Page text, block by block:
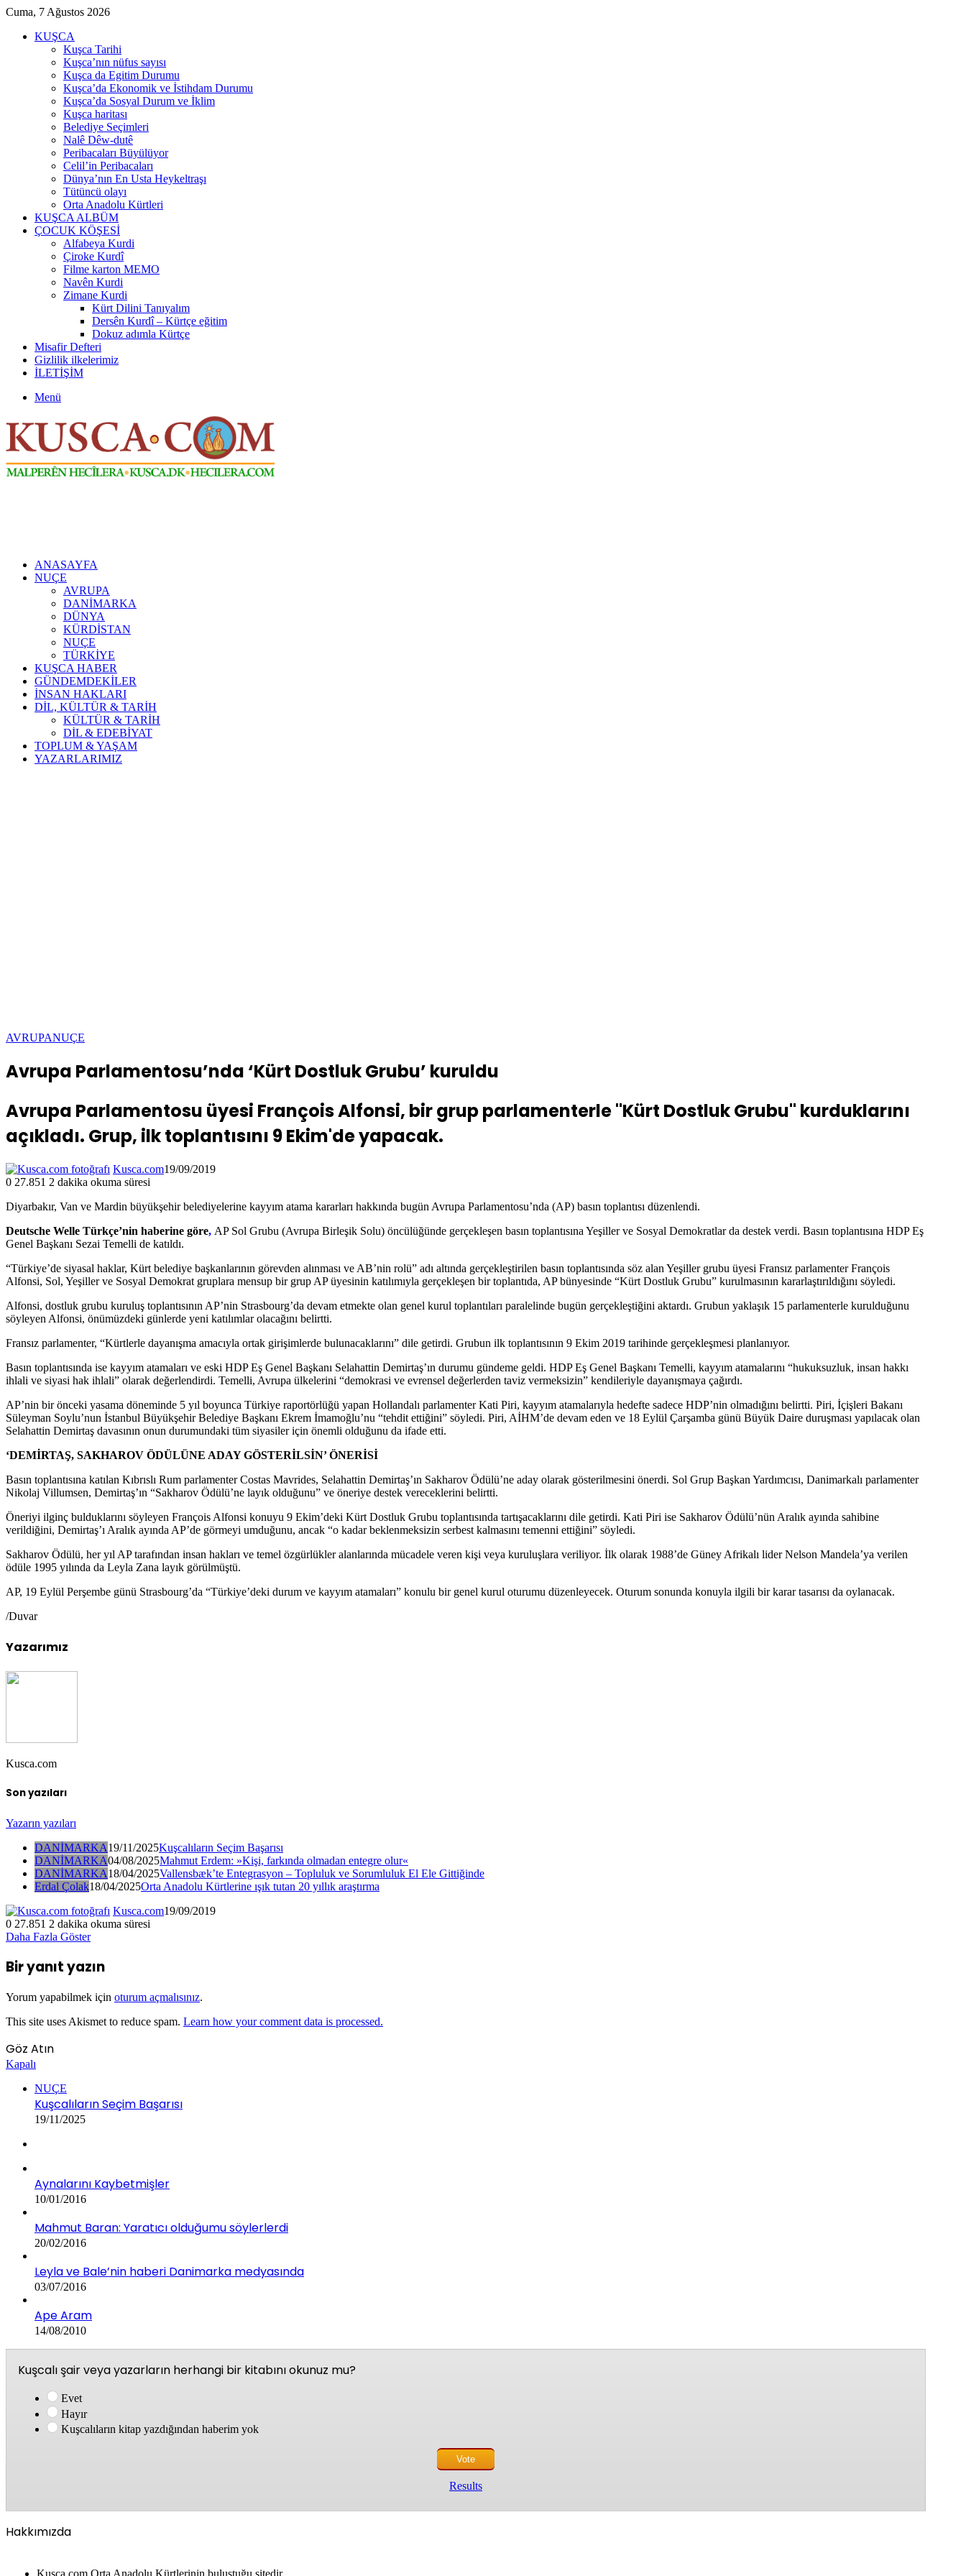
Cuma, 7 Ağustos 2026
KUŞCA
Kuşca Tarihi
Kuşca’nın nüfus sayısı
Kuşca da Egitim Durumu
Kuşca’da Ekonomik ve İstihdam Durumu
Kuşca’da Sosyal Durum ve İklim
Kuşca haritası
Belediye Seçimleri
Nalê Dêw-dutê
Peribacaları Büyülüyor
Celil’in Peribacaları
Dünya’nın En Usta Heykeltraşı
Tütüncü olayı
Orta Anadolu Kürtleri
KUŞCA ALBÜM
ÇOCUK KÖŞESİ
Alfabeya Kurdi
Çiroke Kurdî
Filme karton MEMO
Navên Kurdi
Zimane Kurdi
Kürt Dilini Tanıyalım
Dersên Kurdî – Kürtçe eğitim
Dokuz adımla Kürtçe
Misafir Defteri
Gizlilik ilkelerimiz
İLETİŞİM
Menü
ANASAYFA
NUÇE
AVRUPA
DANİMARKA
DÜNYA
KÜRDİSTAN
NUÇE
TÜRKİYE
KUŞCA HABER
GÜNDEMDEKİLER
İNSAN HAKLARI
DİL, KÜLTÜR & TARİH
KÜLTÜR & TARİH
DİL & EDEBİYAT
TOPLUM & YAŞAM
YAZARLARIMIZ
AVRUPANUÇE
Avrupa Parlamentosu’nda ‘Kürt Dostluk Grubu’ kuruldu
Avrupa Parlamentosu üyesi François Alfonsi, bir grup parlamenterle "Kürt Dostluk Grubu" kurduklarını
açıkladı. Grup, ilk toplantısını 9 Ekim'de yapacak.
Kusca.com19/09/2019
0 27.851 2 dakika okuma süresi
Diyarbakır, Van ve Mardin büyükşehir belediyelerine kayyım atama kararları hakkında bugün Avrupa Parlamentosu’nda (AP) basın toplantısı düzenlendi.
Deutsche Welle Türkçe’nin haberine göre, AP Sol Grubu (Avrupa Birleşik Solu) öncülüğünde gerçekleşen basın toplantısına Yeşiller ve Sosyal Demokratlar da destek verdi. Basın toplantısına HDP Eş
Genel Başkanı Sezai Temelli de katıldı.
“Türkiye’de siyasal haklar, Kürt belediye başkanlarının görevden alınması ve AB’nin rolü” adı altında gerçekleştirilen basın toplantısında söz alan Yeşiller grubu üyesi Fransız parlamenter François
Alfonsi, Sol, Yeşiller ve Sosyal Demokrat gruplara mensup bir grup AP üyesinin katılımıyla gerçekleşen bir toplantıda, AP bünyesinde “Kürt Dostluk Grubu” kurulmasının kararlaştırıldığını söyledi.
Alfonsi, dostluk grubu kuruluş toplantısının AP’nin Strasbourg’da devam etmekte olan genel kurul toplantıları paralelinde bugün gerçekleştiğini aktardı. Grubun yaklaşık 15 parlamenterle kurulduğunu
söyleyen Alfonsi, önümüzdeki günlerde yeni katılımlar olacağını belirtti.
Fransız parlamenter, “Kürtlerle dayanışma amacıyla ortak girişimlerde bulunacaklarını” dile getirdi. Grubun ilk toplantısının 9 Ekim 2019 tarihinde gerçekleşmesi planlanıyor.
Basın toplantısında ise kayyım atamaları ve eski HDP Eş Genel Başkanı Selahattin Demirtaş’ın durumu gündeme geldi. HDP Eş Genel Başkanı Temelli, kayyım atamalarını “hukuksuzluk, insan hakkı
ihlali ve siyasi hak ihlali” olarak değerlendirdi. Temelli, Avrupa ülkelerini “demokrasi ve evrensel değerlerden taviz vermeksizin” kendileriyle dayanışmaya çağırdı.
AP’nin bir önceki yasama döneminde 5 yıl boyunca Türkiye raportörlüğü yapan Hollandalı parlamenter Kati Piri, kayyım atamalarıyla hedefte sadece HDP’nin olmadığını belirtti. Piri, İçişleri Bakanı
Süleyman Soylu’nun İstanbul Büyükşehir Belediye Başkanı Ekrem İmamoğlu’nu “tehdit ettiğini” söyledi. Piri, AİHM’de devam eden ve 18 Eylül Çarşamba günü Büyük Daire duruşması yapılacak olan
Selahattin Demirtaş davasının onun durumundaki tüm siyasiler için önemli olduğunu da ifade etti.
‘DEMİRTAŞ, SAKHAROV ÖDÜLÜNE ADAY GÖSTERİLSİN’ ÖNERİSİ
Basın toplantısına katılan Kıbrıslı Rum parlamenter Costas Mavrides, Selahattin Demirtaş’ın Sakharov Ödülü’ne aday olarak gösterilmesini önerdi. Sol Grup Başkan Yardımcısı, Danimarkalı parlamenter
Nikolaj Villumsen, Demirtaş’ın “Sakharov Ödülü’ne layık olduğunu” ve öneriye destek vereceklerini belirtti.
Öneriyi ilginç bulduklarını söyleyen François Alfonsi konuyu 9 Ekim’deki Kürt Dostluk Grubu toplantısında tartışacaklarını dile getirdi. Kati Piri ise Sakharov Ödülü’nün Aralık ayında sahibine
verildiğini, Demirtaş’ı Aralık ayında AP’de görmeyi umduğunu, ancak “o kadar beklenmeksizin serbest kalmasını temenni ettiğini” söyledi.
Sakharov Ödülü, her yıl AP tarafından insan hakları ve temel özgürlükler alanlarında mücadele veren kişi veya kuruluşlara veriliyor. İlk olarak 1988’de Güney Afrikalı lider Nelson Mandela’ya verilen
ödüle 1995 yılında da Leyla Zana layık görülmüştü.
AP, 19 Eylül Perşembe günü Strasbourg’da “Türkiye’deki durum ve kayyım atamaları” konulu bir genel kurul oturumu düzenleyecek. Oturum sonunda konuyla ilgili bir karar tasarısı da oylanacak.
/Duvar
Yazarımız
Kusca.com
Son yazıları
Yazarın yazıları
DANİMARKA19/11/2025Kuşcalıların Seçim Başarısı
DANİMARKA04/08/2025Mahmut Erdem: »Kişi, farkında olmadan entegre olur«
DANİMARKA18/04/2025Vallensbæk’te Entegrasyon – Topluluk ve Sorumluluk El Ele Gittiğinde
Erdal Çolak18/04/2025Orta Anadolu Kürtlerine ışık tutan 20 yıllık araştırma
Kusca.com19/09/2019
0 27.851 2 dakika okuma süresi
Daha Fazla Göster
Bir yanıt yazın
Yorum yapabilmek için oturum açmalısınız.
This site uses Akismet to reduce spam. Learn how your comment data is processed.
Göz Atın
Kapalı
NUÇE
Kuşcalıların Seçim Başarısı
19/11/2025
Aynalarını Kaybetmişler
10/01/2016
Mahmut Baran: Yaratıcı olduğumu söylerlerdi
20/02/2016
Leyla ve Bale’nin haberi Danimarka medyasında
03/07/2016
Ape Aram
14/08/2010
Kuşcalı şair veya yazarların herhangi bir kitabını okunuz mu?
Evet
Hayır
Kuşcalıların kitap yazdığından haberim yok
Results
Hakkımızda